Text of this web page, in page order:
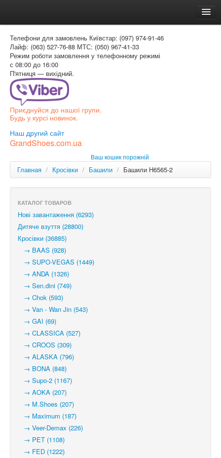
Доставка и оплата
Как заказать
Контакти
Таблиця розмірів
Вхід для покупця
РОС
Телефони для замовлень Київстар: (097) 974-91-46
Лайф: (063) 527-76-88 МТС: (050) 967-41-33
Режим роботи замовлення у телефонному режимі
с 08:00 до 16:00
П'ятниця — вихідний.
Приєднуйся до нашої групи.
Будь у курсі новинок.
Наш другий сайт
GrandShoes.com.ua
Ваш кошик порожній
Главная / Кросівки / Башили / Башили H6565-2
КАТАЛОГ ТОВАРОВ
Нові завантаження (6293)
Дитяче взуття (28800)
Кросівки (36885)
→ BAAS (928)
→ SUPO-VEGAS (1449)
→ ANDA (1326)
→ Sen.dini (749)
→ Chok (593)
→ Van - Wan Jin (543)
→ GAI (69)
→ CLASSICA (527)
→ CROOS (309)
→ ALASKA (796)
→ BONA (848)
→ Supo-2 (1167)
→ AOKA (207)
→ M.Shoes (207)
→ Maximum (187)
→ Veer-Demax (226)
→ PET (1108)
→ FED (1222)